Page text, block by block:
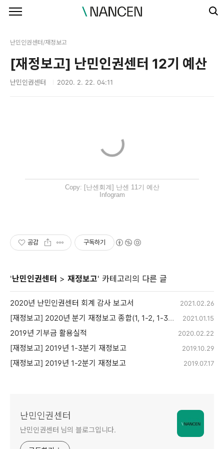
난민인권센터/재정보고
[재정보고] 난민인권센터 12기 예산
난민인권센터 2020. 2. 22. 04:11
Copy: [난센회계] 난센 11기 예산
Infogram
공감 구독하기
'난민인권센터 > 재정보고' 카테고리의 다른 글
2020년 난민인권센터 회계 감사 보고서 2021.02.26
[재정보고] 2020년 분기 재정보고 종합(1, 1-2, 1-3, 1-4분기) 2021.01.15
2019년 기부금 활용실적 2020.02.22
[재정보고] 2019년 1-3분기 재정보고 2019.10.29
[재정보고] 2019년 1-2분기 재정보고 2019.07.17
난민인권센터
난민인권센터 님의 블로그입니다.